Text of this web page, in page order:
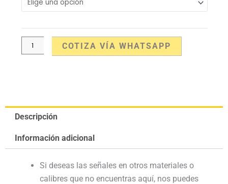
COTIZA VÍA WHATSAPP
Descripción
Información adicional
Si deseas las señales en otros materiales o
calibres que no encuentras aquí, nos puedes